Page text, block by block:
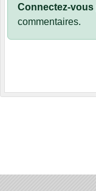
Connectez-vous
commentaires.